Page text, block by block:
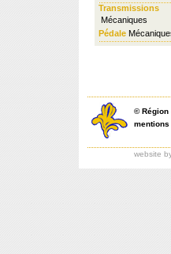
Transmissions
Mécaniques
Pédale
©Région
website